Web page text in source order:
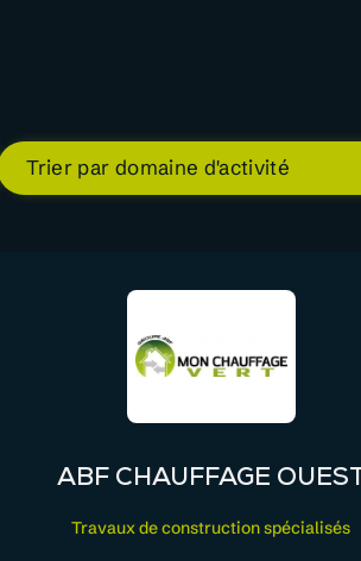
Trier par domaine d'activité
ABF CHAUFFAGE OUEST
Travaux de construction spécialisés